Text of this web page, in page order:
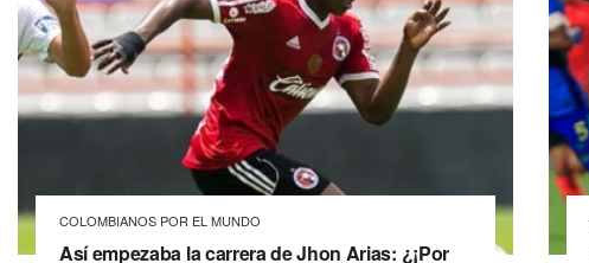
COLOMBIANOS POR EL MUNDO
Así empezaba la carrera de Jhon Arias: ¿¡Por